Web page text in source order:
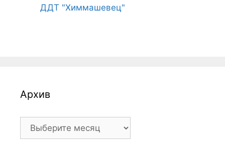
ДДТ "Химмашевец"
Архив
Архив